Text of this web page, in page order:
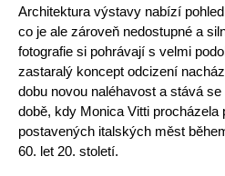
Architektura výstavy nabízí
co je ale zároveň nedostupné a
fotografie si pohrávají s velmi
zastaralý koncept odcizení
dobu novou naléhavost a stává
době, kdy Monica Vitti
postavených italských měst
60. let 20. století.